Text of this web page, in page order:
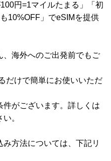
円=1マイルたまる」「初
10%OFF」でeSIMを提供
海外へのご出発前でもご
だけで簡単にお使いいただ
がございます。詳しくは
。
方法については、下記リ